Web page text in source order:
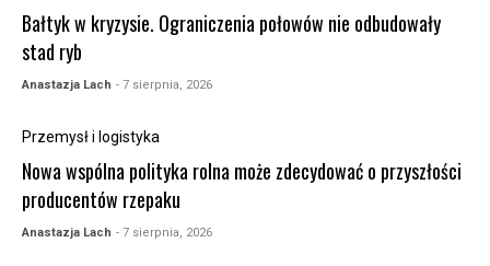
Bałtyk w kryzysie. Ograniczenia połowów nie odbudowały
stad ryb
Anastazja Lach - 7 sierpnia, 2026
Przemysł i logistyka
Nowa wspólna polityka rolna może zdecydować o przyszłości
producentów rzepaku
Anastazja Lach - 7 sierpnia, 2026